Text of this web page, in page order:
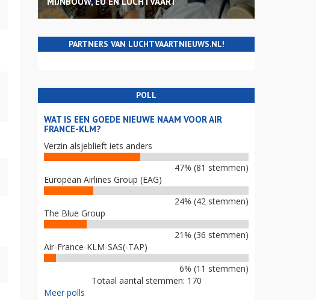
PARTNERS VAN LUCHTVAARTNIEUWS.NL!
POLL
WAT IS EEN GOEDE NIEUWE NAAM VOOR AIR
FRANCE-KLM?
Verzin alsjeblieft iets anders
47% (81 stemmen)
European Airlines Group (EAG)
24% (42 stemmen)
The Blue Group
21% (36 stemmen)
Air-France-KLM-SAS(-TAP)
6% (11 stemmen)
Totaal aantal stemmen: 170
Meer polls